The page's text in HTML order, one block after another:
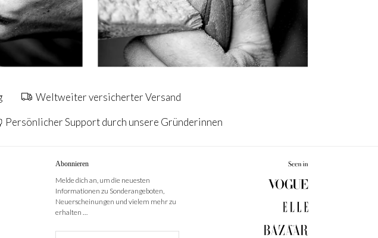
Weltweiter versicherter Versand
Persönlicher Support durch unsere Gründerinnen
Abonnieren
Melde dich an, um die neuesten
Informationen zu Sonderangeboten,
Neuerscheinungen und vielem mehr zu
erhalten …